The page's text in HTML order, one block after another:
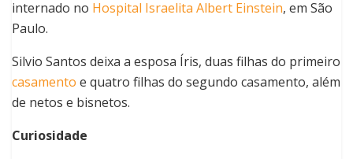
internado no Hospital Israelita Albert Einstein, em São
Paulo.
Silvio Santos deixa a esposa Íris, duas filhas do primeiro
casamento e quatro filhas do segundo casamento, além
de netos e bisnetos.
Curiosidade